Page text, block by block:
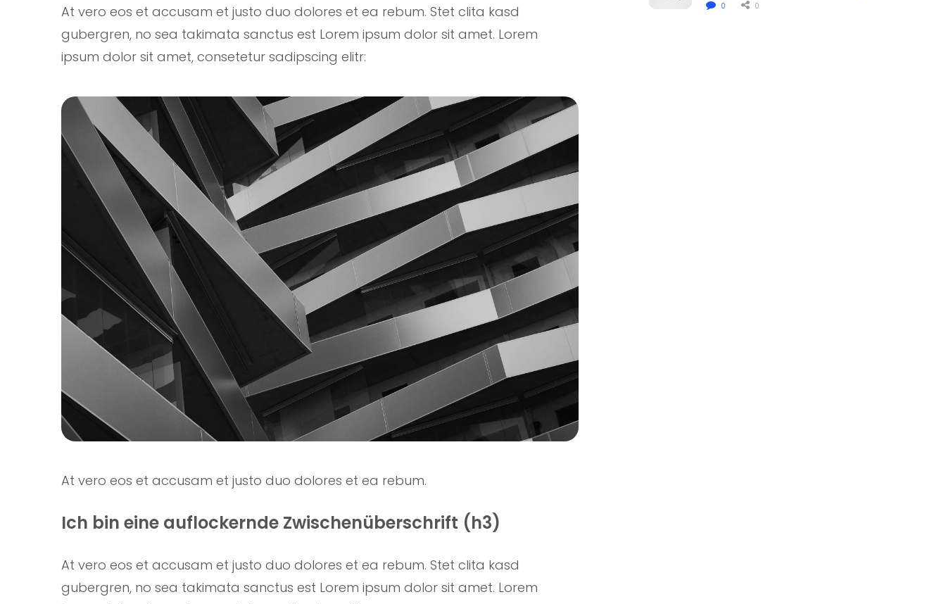
At vero eos et accusam et justo duo dolores et ea rebum. Stet clita kasd
gubergren, no sea takimata sanctus est Lorem ipsum dolor sit amet. Lorem
ipsum dolor sit amet, consetetur sadipscing elitr:
At vero eos et accusam et justo duo dolores et ea rebum.
Ich bin eine auflockernde Zwischenüberschrift (h3)
At vero eos et accusam et justo duo dolores et ea rebum. Stet clita kasd
gubergren, no sea takimata sanctus est Lorem ipsum dolor sit amet. Lorem
0 0